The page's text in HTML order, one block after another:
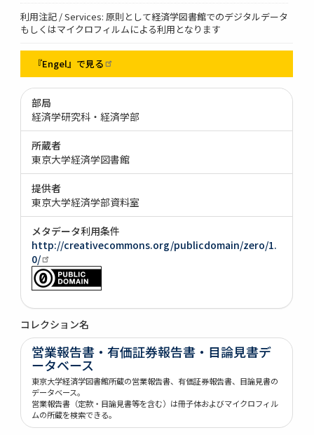
利用注記 / Services: 原則として経済学図書館でのデジタルデータ
もしくはマイクロフィルムによる利用となります
『Engel』で見る
部局
経済学研究科・経済学部
所蔵者
東京大学経済学図書館
提供者
東京大学経済学部資料室
メタデータ利用条件
http://creativecommons.org/publicdomain/zero/1.
0/
コレクション名
営業報告書・有価証券報告書・目論見書デ
ータベース
東京大学経済学図書館所蔵の営業報告書、有価証券報告書、目論見書の
データベース。
営業報告書（定款・目論見書等を含む）は冊子体およびマイクロフィル
ムの所蔵を検索できる。